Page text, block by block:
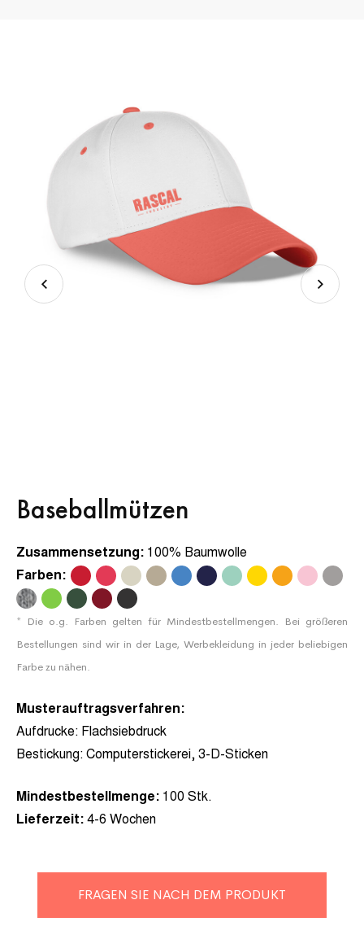
Baseballmützen
Zusammensetzung: 100% Baumwolle
Farben:
.
* Die o.g. Farben gelten für Mindestbestellmengen. Bei größeren
Bestellungen sind wir in der Lage, Werbekleidung in jeder beliebigen
Farbe zu nähen.
Musterauftragsverfahren:
Aufdrucke: Flachsiebdruck
Bestickung: Computerstickerei, 3-D-Sticken
Mindestbestellmenge: 100 Stk.
Lieferzeit: 4-6 Wochen
FRAGEN SIE NACH DEM PRODUKT